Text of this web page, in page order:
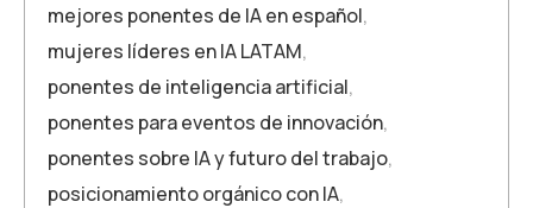
mejores ponentes de IA en español,
mujeres líderes en IA LATAM,
ponentes de inteligencia artificial,
ponentes para eventos de innovación,
ponentes sobre IA y futuro del trabajo,
posicionamiento orgánico con IA,